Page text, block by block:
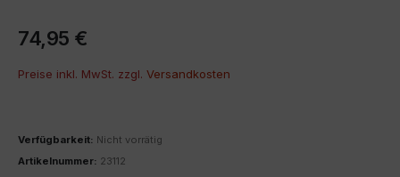
74,95 €
Preise inkl. MwSt. zzgl. Versandkosten
Verfügbarkeit: Nicht vorrätig
Artikelnummer: 23112